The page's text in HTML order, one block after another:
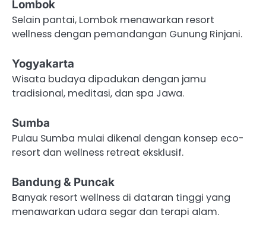
Lombok
Selain pantai, Lombok menawarkan resort
wellness dengan pemandangan Gunung Rinjani.
Yogyakarta
Wisata budaya dipadukan dengan jamu
tradisional, meditasi, dan spa Jawa.
Sumba
Pulau Sumba mulai dikenal dengan konsep eco-
resort dan wellness retreat eksklusif.
Bandung & Puncak
Banyak resort wellness di dataran tinggi yang
menawarkan udara segar dan terapi alam.